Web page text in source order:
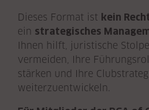
Dieses Format ist kein
ein strategisches
Ihnen hilft, juristische
vermeiden, Ihre
stärken und Ihre
weiterzuentwickeln.